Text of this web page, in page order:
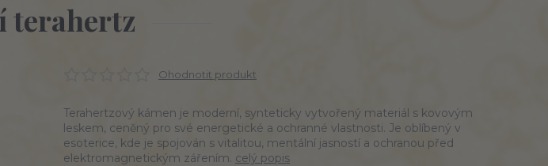
terahertz
Ohodnotit produkt
Terahertzový kámen je moderní, synteticky vytvořený materiál s kovovým
leskem, ceněný pro své energetické a ochranné vlastnosti. Je oblíbený v
esoterice, kde je spojován s vitalitou, mentální jasností a ochranou před
elektromagnetickým zářením. celý popis